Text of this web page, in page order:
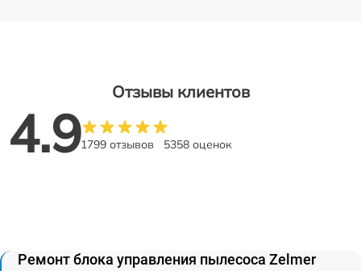
Отзывы клиентов
4.91799 отзывов 5358 оценок
Ремонт блока управления пылесоса Zelmer